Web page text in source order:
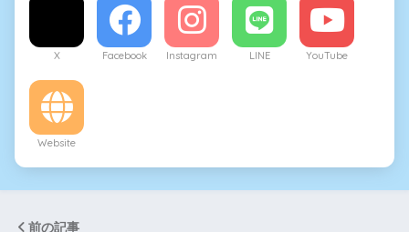
X Facebook Instagram LINE YouTube
Website
前の記事